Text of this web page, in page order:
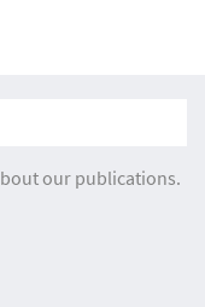
our publications.